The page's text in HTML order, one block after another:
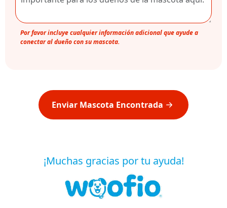
Por favor incluye cualquier información adicional que ayude a
conectar al dueño con su mascota.
Enviar Mascota Encontrada
¡Muchas gracias por tu ayuda!